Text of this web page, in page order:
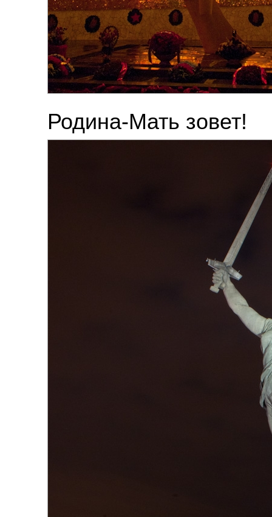
Родина-Мать зовет!